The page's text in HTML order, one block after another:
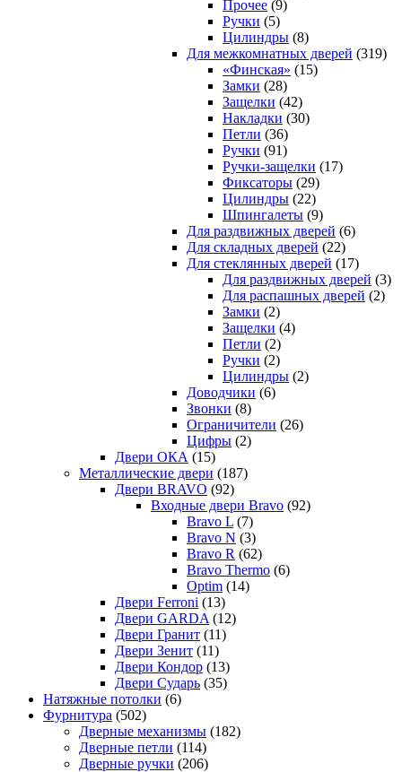
Прочее (9)
Ручки (5)
Цилиндры (8)
Для межкомнатных дверей (319)
«Финская» (15)
Замки (28)
Защелки (42)
Накладки (30)
Петли (36)
Ручки (91)
Ручки-защелки (17)
Фиксаторы (29)
Цилиндры (22)
Шпингалеты (9)
Для раздвижных дверей (6)
Для складных дверей (22)
Для стеклянных дверей (17)
Для раздвижных дверей (3)
Для распашных дверей (2)
Замки (2)
Защелки (4)
Петли (2)
Ручки (2)
Цилиндры (2)
Доводчики (6)
Звонки (8)
Ограничители (26)
Цифры (2)
Двери ОКА (15)
Металлические двери (187)
Двери BRAVO (92)
Входные двери Bravo (92)
Bravo L (7)
Bravo N (3)
Bravo R (62)
Bravo Thermo (6)
Optim (14)
Двери Ferroni (13)
Двери GARDA (12)
Двери Гранит (11)
Двери Зенит (11)
Двери Кондор (13)
Двери Сударь (35)
Натяжные потолки (6)
Фурнитура (502)
Дверные механизмы (182)
Дверные петли (114)
Дверные ручки (206)